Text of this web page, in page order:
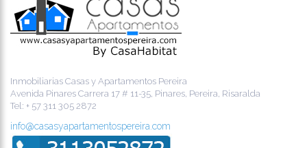
Inmobiliarias Casas y Apartamentos Pereira
Avenida Pinares Carrera 17 # 11-35, Pinares, Pereira, Risaralda
Tel: + 57 311 305 2872
info@casasyapartamentospereira.com